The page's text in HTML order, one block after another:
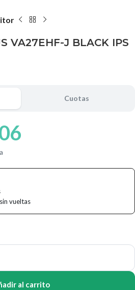
VA27EHF-J BLACK IPS
Cuotas
vueltas
al carrito